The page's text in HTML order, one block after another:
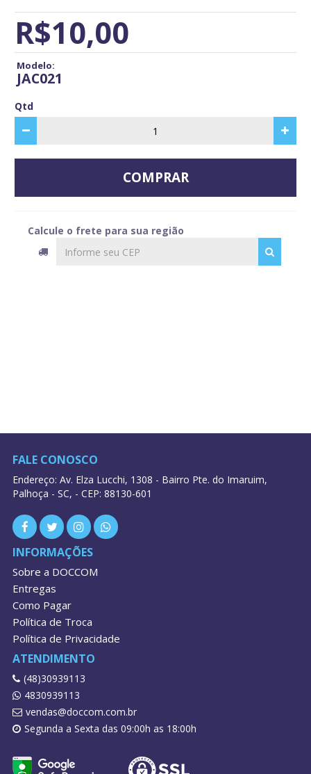
R$10,00
Modelo:
JAC021
Qtd
COMPRAR
Calcule o frete para sua região
FALE CONOSCO
Endereço: Av. Elza Lucchi, 1308 - Bairro Pte. do Imaruim,
Palhoça - SC, - CEP: 88130-601
INFORMAÇÕES
Sobre a DOCCOM
Entregas
Como Pagar
Política de Troca
Política de Privacidade
ATENDIMENTO
(48)30939113
4830939113
vendas@doccom.com.br
Segunda a Sexta das 09:00h as 18:00h